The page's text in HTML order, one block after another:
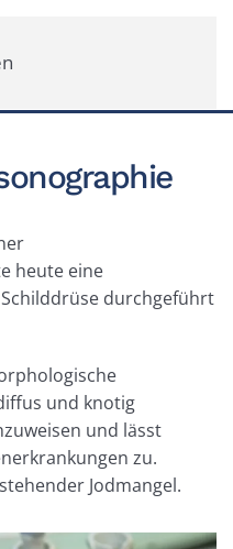
heute eine
durchgeführt
und knotig
und lässt
zu.
Jodmangel.